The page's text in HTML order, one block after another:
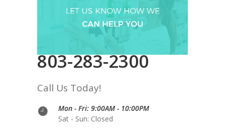
803-283-2300
Call Us Today!
Mon - Fri: 9:00AM - 10:00PM
Sat - Sun: Closed